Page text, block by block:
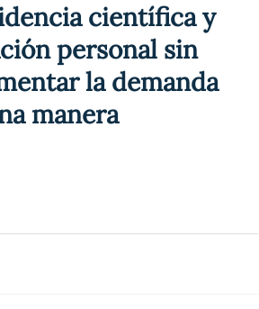
científica y
personal sin
la demanda
manera